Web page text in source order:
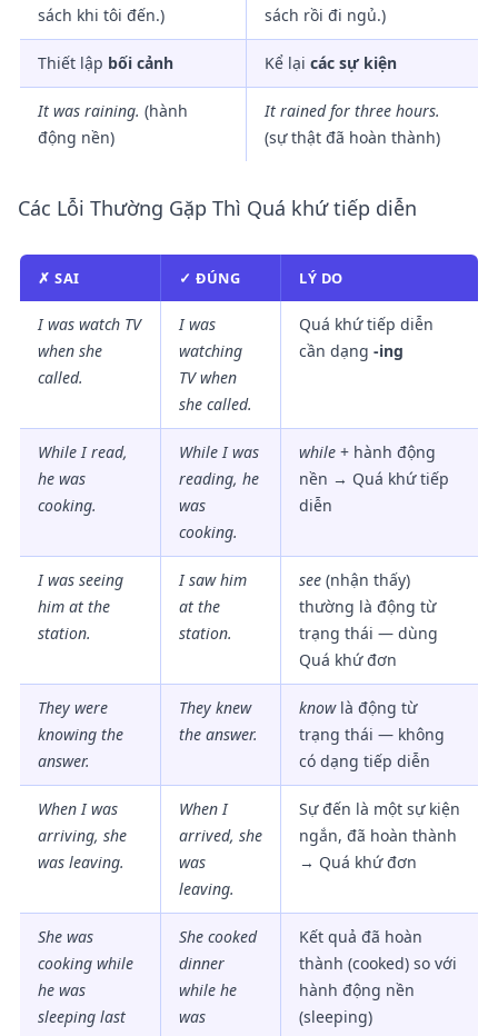
sách khi tôi đến.)
sách rồi đi ngủ.)
Thiết lập bối cảnh Kể lại các sự kiện
It was raining. (hành
động nền)
It rainedfor three hours.
(sự thật đã hoàn thành)
Các Lỗi Thường Gặp Thì Quá khứ tiếp diễn
✗ SAI ✓ ĐÚNG LÝ DO
I was watch TV
when she
called.
Iwas
watching
TV when
she called.
Quá khứ tiếp diễn
cần dạng -ing
While I read,
he was
cooking.
While Iwas
reading, he
was
cooking.
while + hành động
nền → Quá khứ tiếp
diễn
I was seeing
him at the
station.
Isawhim
at the
station.
see (nhận thấy)
thường là động từ
trạng thái — dùng
Quá khứ đơn
They were
knowing the
answer.
They knew
the answer.
knowlà động từ
trạng thái — không
có dạng tiếp diễn
When I was
arriving, she
was leaving.
When I
arrived, she
was
leaving.
Sự đến là một sự kiện
ngắn, đã hoàn thành
→ Quá khứ đơn
She was
cooking while
he was
sleeping last
She cooked
dinner
while he
was
Kết quả đã hoàn
thành (cooked) so với
hành động nền
(sleeping)